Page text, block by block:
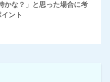
かな？」と思った場合に考
ント